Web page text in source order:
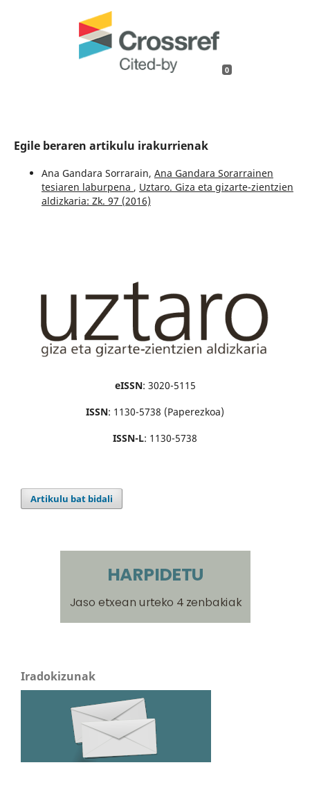
0
Egile beraren artikulu irakurrienak
Ana Gandara Sorrarain, Ana Gandara Sorarrainen
tesiaren laburpena , Uztaro. Giza eta gizarte-zientzien
aldizkaria: Zk. 97 (2016)
eISSN: 3020-5115
ISSN: 1130-5738 (Paperezkoa)
ISSN-L: 1130-5738
Artikulu bat bidali
Iradokizunak